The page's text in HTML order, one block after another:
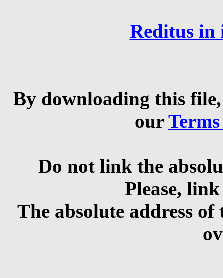
Reditus in
By downloading this
our
Do not link the
Please,
The absolute address